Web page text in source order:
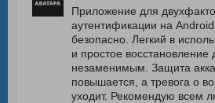
Приложение для
аутентификации на
безопасно. Легкий в
и простое восстановление
незаменимым. Защита
повышается, а тревога о
уходит. Рекомендую всем